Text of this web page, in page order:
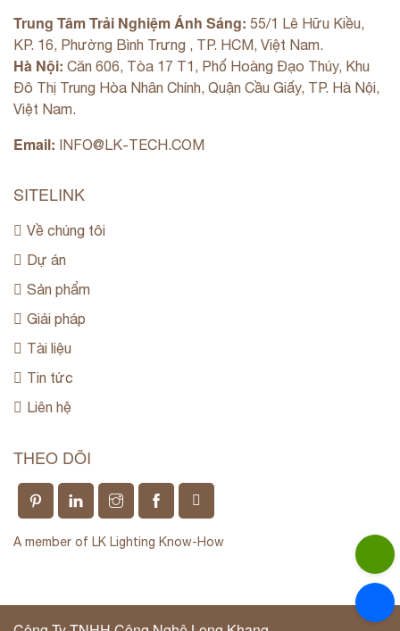
Trung Tâm Trải Nghiệm Ánh Sáng: 55/1 Lê Hữu Kiều,
KP. 16, Phường Bình Trưng , TP. HCM, Việt Nam.
Hà Nội: Căn 606, Tòa 17 T1, Phố Hoàng Đạo Thúy, Khu
Đô Thị Trung Hòa Nhân Chính, Quận Cầu Giấy, TP. Hà Nội,
Việt Nam.
Email: INFO@LK-TECH.COM
SITELINK
Về chúng tôi
Dự án
Sản phẩm
Giải pháp
Tài liệu
Tin tức
Liên hệ
THEO DÕI
A member of LK Lighting Know-How